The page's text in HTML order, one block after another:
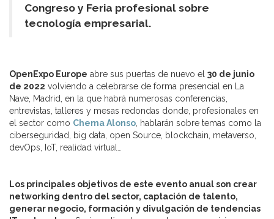
Congreso y Feria profesional sobre
tecnología empresarial.
OpenExpo Europe abre sus puertas de nuevo el 30 de junio
de 2022 volviendo a celebrarse de forma presencial en La
Nave, Madrid, en la que habrá numerosas conferencias,
entrevistas, talleres y mesas redondas donde, profesionales en
el sector como Chema Alonso , hablarán sobre temas como la
ciberseguridad, big data, open Source, blockchain, metaverso,
devOps, IoT, realidad virtual…
Los principales objetivos de este evento anual son crear
networking dentro del sector, captación de talento,
generar negocio, formación y divulgación de tendencias